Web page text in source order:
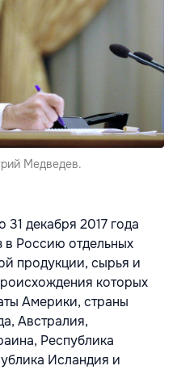
Медведев.
31 декабря 2017 года
в Россию отдельных
продукции, сырья и
которых
Америки, страны
Австралия,
Республика
Исландия и